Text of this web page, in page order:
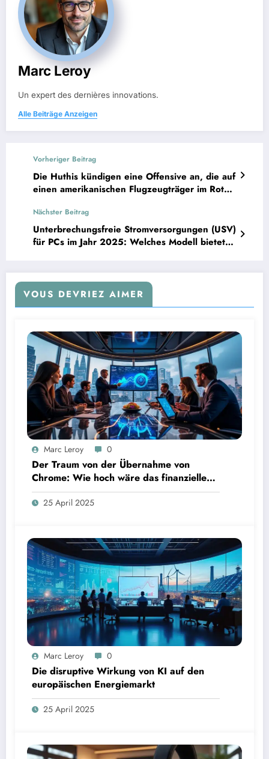
Marc Leroy
Un expert des dernières innovations.
Alle Beiträge Anzeigen
Vorheriger Beitrag
Die Huthis kündigen eine Offensive an, die auf
einen amerikanischen Flugzeugträger im Roten
Nächster Beitrag
Unterbrechungsfreie Stromversorgungen (USV)
für PCs im Jahr 2025: Welches Modell bietet
VOUS DEVRIEZ AIMER
Marc Leroy 0
Der Traum von der Übernahme von
Chrome: Wie hoch wäre das finanzielle
Risiko?
25 April 2025
Marc Leroy 0
Die disruptive Wirkung von KI auf den
europäischen Energiemarkt
25 April 2025